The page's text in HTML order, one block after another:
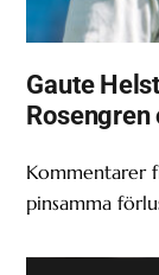
Gaute
Rosengren
Kommentarer
pinsamma